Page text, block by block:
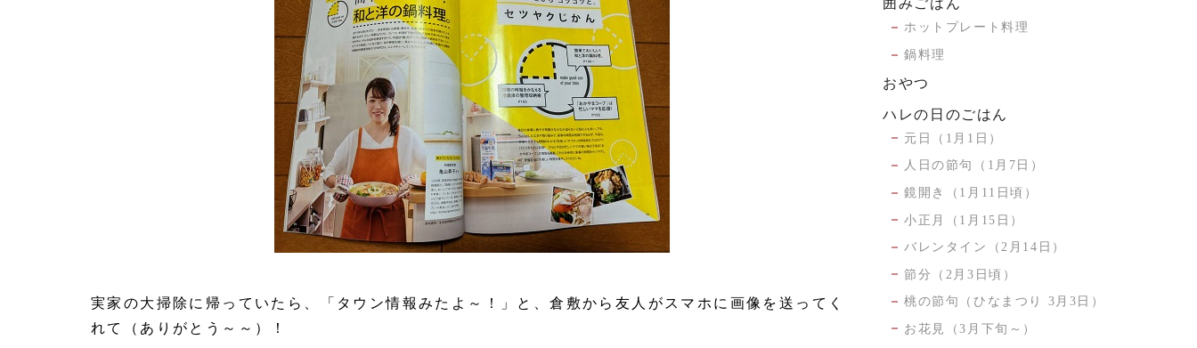
実家の大掃除に帰っていたら、「タウン情報みたよ～！」と、倉敷から友人がスマホに画像を送ってく
れて（ありがとう～～）！
囲みごはん
ホットプレート料理
鍋料理
おやつ
ハレの日のごはん
元日（1月1日）
人日の節句（1月7日）
鏡開き（1月11日頃）
小正月（1月15日）
バレンタイン（2月14日）
節分（2月3日頃）
桃の節句（ひなまつり 3月3日）
お花見（3月下旬～）